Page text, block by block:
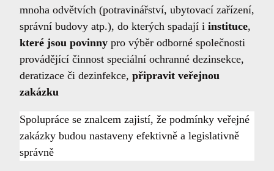
mnoha odvětvích (potravinářství, ubytovací zařízení,
správní budovy atp.), do kterých spadají i instituce,
které jsou povinny pro výběr odborné společnosti
provádějící činnost speciální ochranné dezinsekce,
deratizace či dezinfekce, připravit veřejnou
zakázku
Spolupráce se znalcem zajistí, že podmínky veřejné
zakázky budou nastaveny efektivně a legislativně
správně